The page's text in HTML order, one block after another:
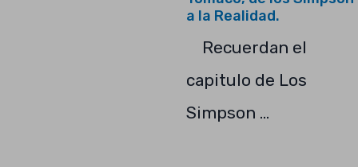
a la Realidad.
Recuerdan el
capitulo de Los
Simpson …